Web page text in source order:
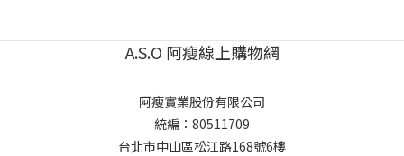
A.S.O 阿瘦線上購物網
阿瘦實業股份有限公司
統編：80511709
台北市中山區松江路168號6樓